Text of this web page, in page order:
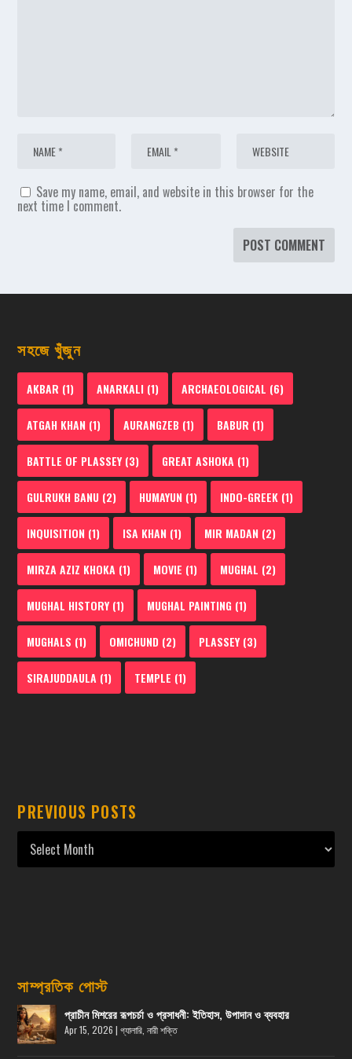
Save my name, email, and website in this browser for the
next time I comment.
সহজে খুঁজুন
AKBAR (1) ANARKALI (1) ARCHAEOLOGICAL (6)
ATGAH KHAN (1) AURANGZEB (1) BABUR (1)
BATTLE OF PLASSEY(3) GREAT ASHOKA (1)
GULRUKH BANU (2) HUMAYUN (1) INDO-GREEK (1)
INQUISITION (1) ISA KHAN (1) MIR MADAN (2)
MIRZA AZIZ KHOKA (1) MOVIE (1) MUGHAL (2)
MUGHAL HISTORY(1) MUGHAL PAINTING (1)
MUGHALS (1) OMICHUND (2) PLASSEY(3)
SIRAJUDDAULA (1) TEMPLE (1)
PREVIOUS POSTS
সাম্প্রতিক পোস্ট
প্রাচীন মিশরের রূপচর্চা ও প্রসাধনী: ইতিহাস, উপাদান ও ব্যবহার
Apr 15, 2026 |গ্যালারি ,নারী শক্তি